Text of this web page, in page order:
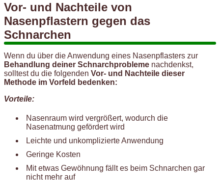
Vor- und Nachteile von
Nasenpflastern gegen das
Schnarchen
Wenn du über die Anwendung eines Nasenpflasters zur
Behandlung deiner Schnarchprobleme nachdenkst,
solltest du die folgenden Vor- und Nachteile dieser
Methode im Vorfeld bedenken:
Vorteile:
Nasenraum wird vergrößert, wodurch die
Nasenatmung gefördert wird
Leichte und unkomplizierte Anwendung
Geringe Kosten
Mit etwas Gewöhnung fällt es beim Schnarchen gar
nicht mehr auf